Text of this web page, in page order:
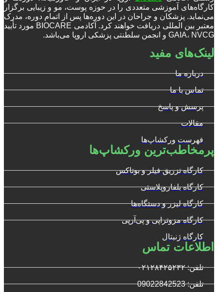
کارگاه‌های آموزشی متعددی را در حوزه پوست، مو و زیبایی برگزار
می‌نماید. پزشکان و جراحان در این دوره‌ها پس از اتمام دوره، مدرک
معتبر بین المللی دریافت خواهند کرد. آکادمی BIOCARE مورد تأیید
GAIA، NVCG و انجمن سلطنتی پزشکی اروپا می‌باشد.
لینک‌های مفید
درباره ما
تماس با ما
پرسش و پاسخ
مقالات
فهرست ورکشاپ‌ها
پرمخاطب‌ترین ورکشاپ‌ها
کارگاه تزریق فیلر و بوتاکس
کارگاه بلفاروپلاستی
کارگاه لیزر و دستگاه‌ها
کارگاه مزوتراپی و پی‌آرپی
کارگاه ژنیتال
اطلاعات تماس
تلفن: ۰۲۱۲۸۴۲۵۲۳۲
تلفن: 09022842523